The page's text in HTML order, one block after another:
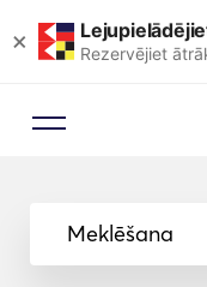
× Rezervējiet
Meklēšana